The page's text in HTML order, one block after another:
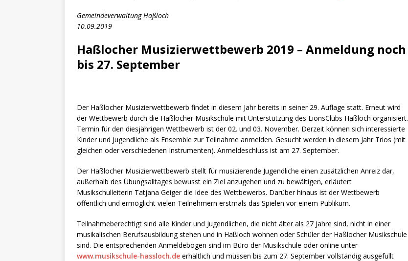
Gemeindeverwaltung Haßloch
10.09.2019
Haßlocher Musizierwettbewerb 2019 – Anmeldung noch
bis 27. September
Der Haßlocher Musizierwettbewerb findet in diesem Jahr bereits in seiner 29. Auflage statt. Erneut wird
der Wettbewerb durch die Haßlocher Musikschule mit Unterstützung des LionsClubs Haßloch organisiert.
Termin für den diesjährigen Wettbewerb ist der 02. und 03. November. Derzeit können sich interessierte
Kinder und Jugendliche als Ensemble zur Teilnahme anmelden. Gesucht werden in diesem Jahr Trios (mit
gleichen oder verschiedenen Instrumenten). Anmeldeschluss ist am 27. September.
Der Haßlocher Musizierwettbewerb stellt für musizierende Jugendliche einen zusätzlichen Anreiz dar,
außerhalb des Übungsalltages bewusst ein Ziel anzugehen und zu bewältigen, erläutert
Musikschulleiterin Tatjana Geiger die Idee des Wettbewerbs. Darüber hinaus ist der Wettbewerb
öffentlich und ermöglicht vielen Teilnehmern erstmals das Spielen vor einem Publikum.
Teilnahmeberechtigt sind alle Kinder und Jugendlichen, die nicht älter als 27 Jahre sind, nicht in einer
musikalischen Berufsausbildung stehen und in Haßloch wohnen oder Schüler der Haßlocher Musikschule
sind. Die entsprechenden Anmeldebögen sind im Büro der Musikschule oder online unter
www.musikschule-hassloch.de erhältlich und müssen bis zum 27. September vollständig ausgefüllt